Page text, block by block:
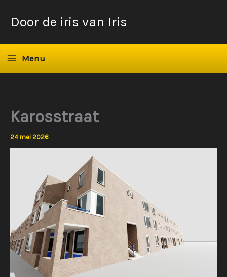
naarDoor de iris van Iris
Menu
Karosstraat
24 mei 2026